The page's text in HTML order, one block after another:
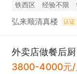
铁西区 经验不限
弘来顺清真楼 认证
外卖店做餐后
3800-4000元/